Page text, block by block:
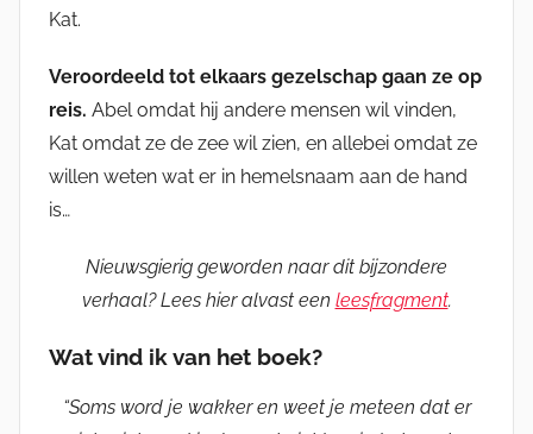
Kat.
Veroordeeld tot elkaars gezelschap gaan ze op
reis. Abel omdat hij andere mensen wil vinden,
Kat omdat ze de zee wil zien, en allebei omdat ze
willen weten wat er in hemelsnaam aan de hand
is…
Nieuwsgierig geworden naar dit bijzondere
verhaal? Lees hier alvast een leesfragment.
Wat vind ik van het boek?
“Soms word je wakker en weet je meteen dat er